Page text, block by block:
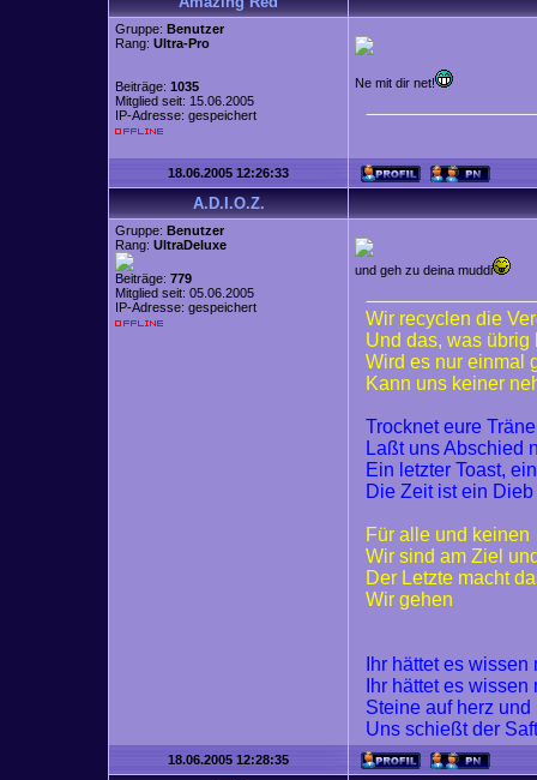
Gruppe: Benutzer
Rang: Ultra-Pro
Beiträge: 1035
Mitglied seit: 15.06.2005
IP-Adresse: gespeichert
Ne mit dir net!
18.06.2005 12:26:33
A.D.I.O.Z.
Gruppe: Benutzer
Rang: UltraDeluxe
Beiträge: 779
Mitglied seit: 05.06.2005
IP-Adresse: gespeichert
und geh zu deina muddi
Wir recyclen die
Und das, was übrig
Wird es nur einmal
Kann uns keiner
Trocknet eure
Laßt uns Abschied
Ein letzter Toast,
Die Zeit ist ein Dieb
Für alle und keinen
Wir sind am Ziel
Der Letzte macht
Wir gehen
Ihr hättet es wissen
Ihr hättet es wissen
Steine auf herz und
Uns schießt der
18.06.2005 12:28:35